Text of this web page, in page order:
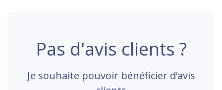
Pas d'avis clients ?
Je souhaite pouvoir bénéficier d’avis